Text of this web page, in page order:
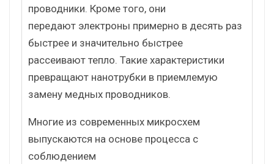
проводники. Кроме того, они
передают электроны примерно в десять раз
быстрее и значительно быстрее
рассеивают тепло. Такие характеристики
превращают нанотрубки в приемлемую
замену медных проводников.
Многие из современных микросхем
выпускаются на основе процесса с
соблюдением